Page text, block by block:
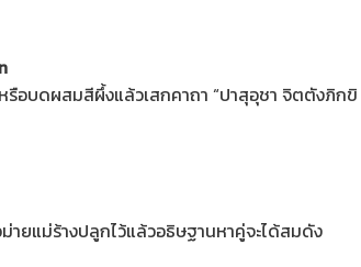
อบดผสมสีผึ้งแล้วเสกคาถา “ปาสุอุชา จิตตังภิกขิ
ยแม่ร้างปลูกไว้แล้วอธิษฐานหาคู่จะได้สมดัง